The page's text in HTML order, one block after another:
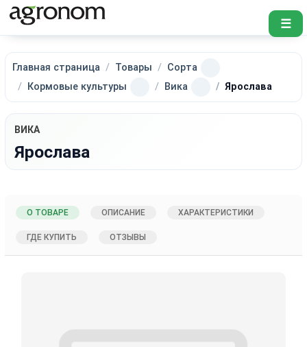
☰
Главная страница Товары
Сорта
Кормовые культуры
Вика Ярослава
ВИКА
Ярослава
О ТОВАРЕ ОПИСАНИЕ ХАРАКТЕРИСТИКИ
ГДЕ КУПИТЬ ОТЗЫВЫ